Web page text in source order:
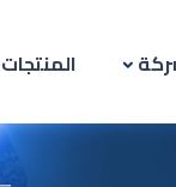
المنتجات